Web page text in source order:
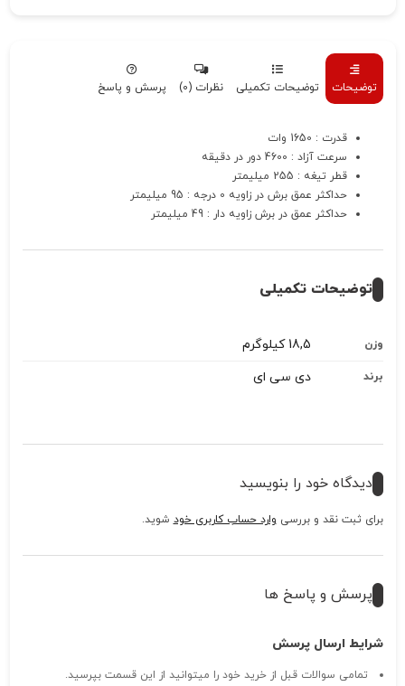
توضیحات توضیحات تکمیلی نظرات (0) پرسش و پاسخ
قدرت : 1650 وات
سرعت آزاد : 4600 دور در دقیقه
قطر تیغه : 255 میلیمتر
حداکثر عمق برش در زاویه 0 درجه : 95 میلیمتر
حداکثر عمق در برش زاویه دار : 49 میلیمتر
توضیحات تکمیلی
وزن 18,5 کیلوگرم
برند دی سی ای
دیدگاه خود را بنویسید
برای ثبت نقد و بررسی وارد حساب کاربری خود شوید.
پرسش و پاسخ ها
شرایط ارسال پرسش
تمامی سوالات قبل از خرید خود را میتوانید از این قسمت بپرسید.